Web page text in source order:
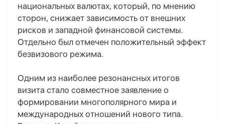
национальных валютах, который, по мнению
сторон, снижает зависимость от внешних
рисков и западной финансовой системы.
Отдельно был отмечен положительный эффект
безвизового режима.
Одним из наиболее резонансных итогов
визита стало совместное заявление о
формировании многополярного мира и
международных отношений нового типа.